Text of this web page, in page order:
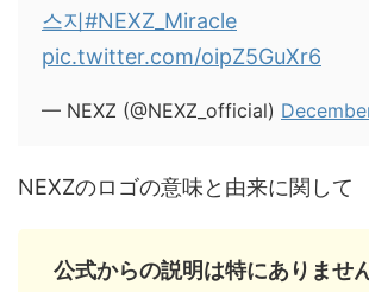
스지#NEXZ_Miracle
pic.twitter.com/oipZ5GuXr6
— NEXZ (@NEXZ_official)
NEXZのロゴの意味と由来に関して
公式からの説明は特にありません